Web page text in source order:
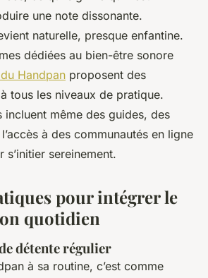
une note dissonante.
naturelle, presque enfantine.
dédiées au bien-être sonore
Handpan proposent des
tous les niveaux de pratique.
incluent même des guides, des
à des communautés en ligne
sereinement.
pour intégrer le
quotidien
détente régulier
à sa routine, c’est comme